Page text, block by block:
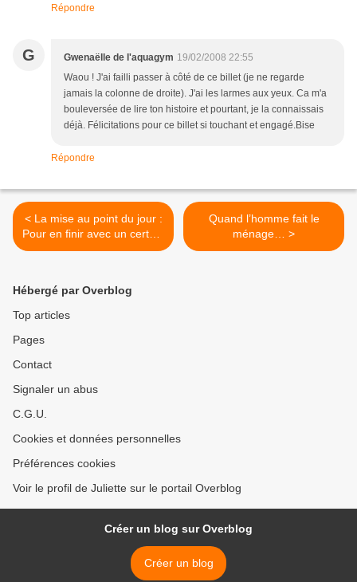
Répondre
G Gwenaëlle de l'aquagym 19/02/2008 22:55
Waou ! J'ai failli passer à côté de ce billet (je ne regarde
jamais la colonne de droite). J'ai les larmes aux yeux. Ca m'a
bouleversée de lire ton histoire et pourtant, je la connaissais
déjà. Félicitations pour ce billet si touchant et engagé.Bise
Répondre
< La mise au point du jour :
Pour en finir avec un certain
SMS...
Quand l’homme fait le
ménage… >
Hébergé par Overblog
Top articles
Pages
Contact
Signaler un abus
C.G.U.
Cookies et données personnelles
Préférences cookies
Voir le profil de Juliette sur le portail Overblog
Créer un blog sur Overblog
Créer un blog